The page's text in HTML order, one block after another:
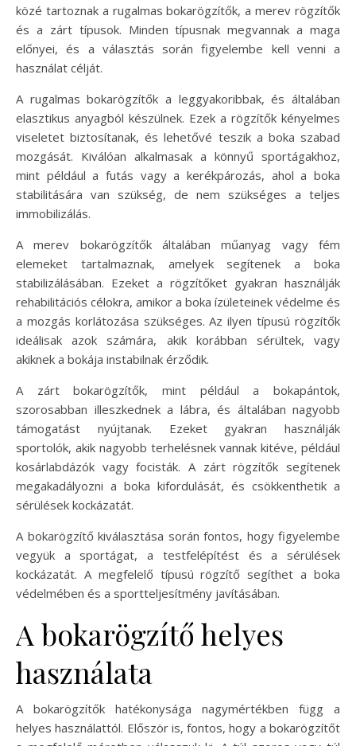
közé tartoznak a rugalmas bokarögzítők, a merev rögzítők
és a zárt típusok. Minden típusnak megvannak a maga
előnyei, és a választás során figyelembe kell venni a
használat célját.
A rugalmas bokarögzítők a leggyakoribbak, és általában
elasztikus anyagból készülnek. Ezek a rögzítők kényelmes
viseletet biztosítanak, és lehetővé teszik a boka szabad
mozgását. Kiválóan alkalmasak a könnyű sportágakhoz,
mint például a futás vagy a kerékpározás, ahol a boka
stabilitására van szükség, de nem szükséges a teljes
immobilizálás.
A merev bokarögzítők általában műanyag vagy fém
elemeket tartalmaznak, amelyek segítenek a boka
stabilizálásában. Ezeket a rögzítőket gyakran használják
rehabilitációs célokra, amikor a boka ízületeinek védelme és
a mozgás korlátozása szükséges. Az ilyen típusú rögzítők
ideálisak azok számára, akik korábban sérültek, vagy
akiknek a bokája instabilnak érződik.
A zárt bokarögzítők, mint például a bokapántok,
szorosabban illeszkednek a lábra, és általában nagyobb
támogatást nyújtanak. Ezeket gyakran használják
sportolók, akik nagyobb terhelésnek vannak kitéve, például
kosárlabdázók vagy focisták. A zárt rögzítők segítenek
megakadályozni a boka kifordulását, és csökkenthetik a
sérülések kockázatát.
A bokarögzítő kiválasztása során fontos, hogy figyelembe
vegyük a sportágat, a testfelépítést és a sérülések
kockázatát. A megfelelő típusú rögzítő segíthet a boka
védelmében és a sportteljesítmény javításában.
A bokarögzítő helyes
használata
A bokarögzítők hatékonysága nagymértékben függ a
helyes használattól. Először is, fontos, hogy a bokarögzítőt